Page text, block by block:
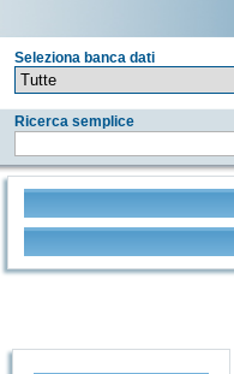
Seleziona banca dati
Ricerca semplice